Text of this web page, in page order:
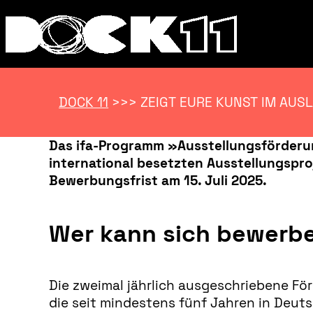
DOCK 11 >>> ZEIGT EURE KUNST IM
Das ifa-Programm
international besetzten
Bewerbungsfrist am 15. Juli 2025.
Wer kann sich
Die zweimal jährlich ausgeschriebene
die seit mindestens fünf Jahren in